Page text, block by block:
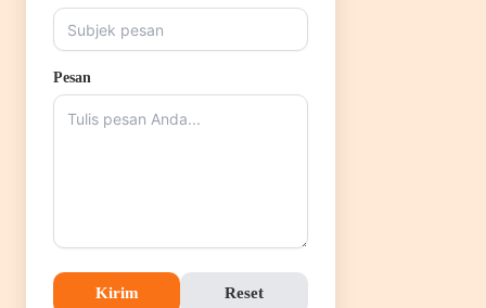
Pesan
Kirim Reset